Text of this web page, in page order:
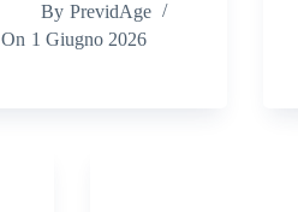
By PrevidAge
On 1 Giugno 2026